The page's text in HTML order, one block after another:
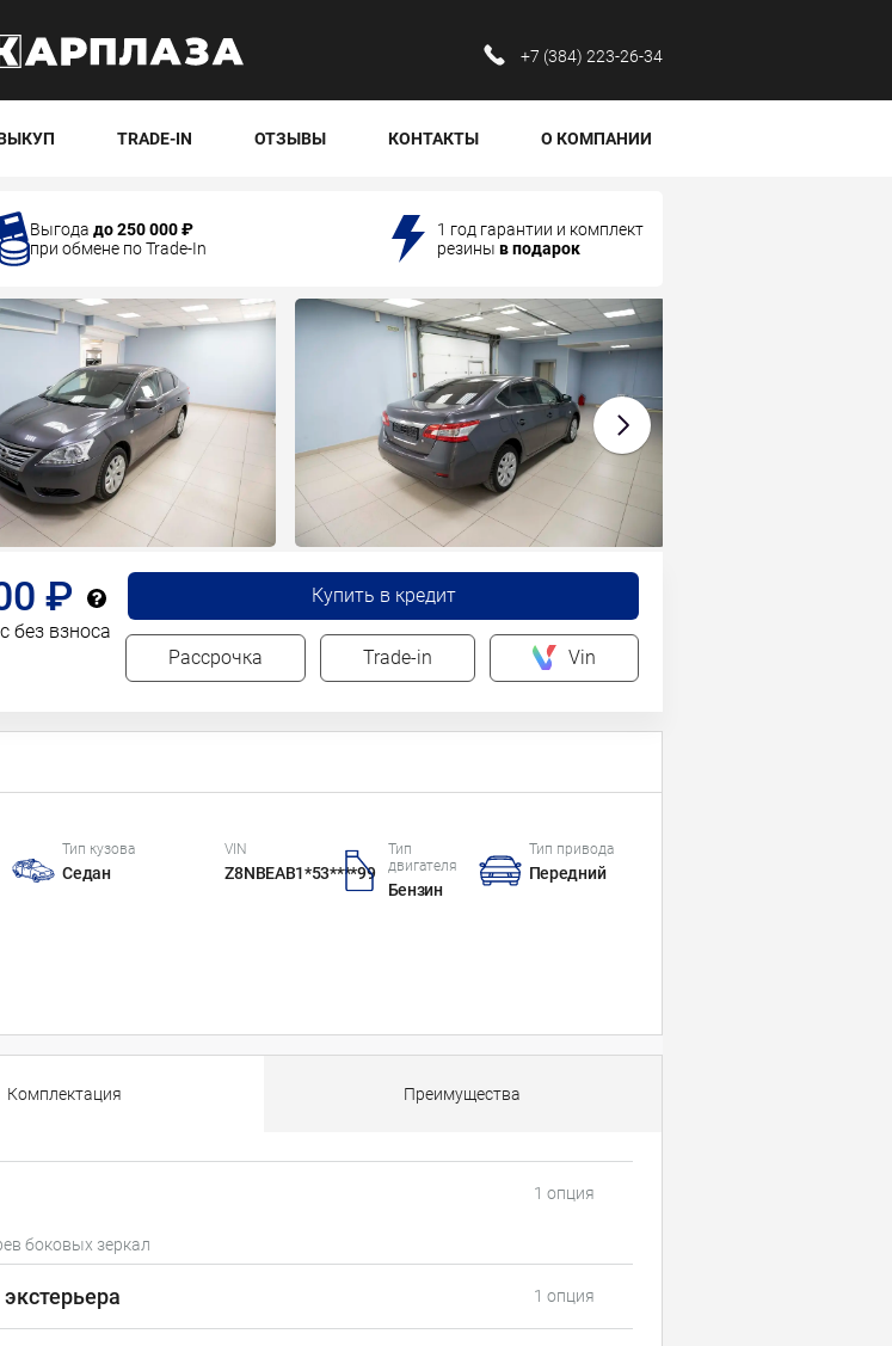
‪+7 (384) 223-26-34‬
TRADE-IN ОТЗЫВЫ КОНТАКТЫ О КОМПАНИИ
Выгода до 250 000 ₽
при обмене по Trade-In
1 год гарантии и комплект
резины в подарок
Купить в кредит
Рассрочка Trade-in Vin
₽
без взноса
Тип кузова
Седан
VIN
Z8NBEAB1*53****99
Тип
двигателя
Бензин
Тип привода
Передний
Комплектация Преимущества
1 опция
боковых зеркал
1 опция